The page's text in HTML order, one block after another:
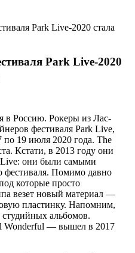
Park Live-2020 стала
Park Live-2020
в Россию. Рокеры из Лас-
фестиваля Park Live,
19 июля 2020 года. The
Кстати, в 2013 году они
они были самыми
фестиваля. Помимо давно
которые просто
везет новый материал —
пластинку. Напомним,
альбомов.
Wonderful — вышел в 2017